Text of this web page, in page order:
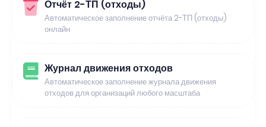
Отчёт 2-ТП (отходы)
Автоматическое заполнение отчёта 2-ТП (отходы)
онлайн
Журнал движения отходов
Автоматическое заполнение журнала движения
отходов для организаций любого масштаба